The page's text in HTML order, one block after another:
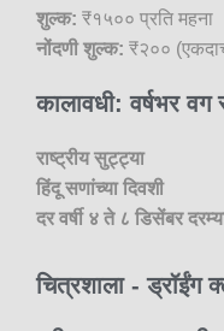
शुल्क: ₹१५०० प्रति महना
नोंदणी शुल्क: ₹२००
कालावधी: वर्षभर
राष्ट्रीय सुट्ट्या
हिंदू सणांच्या दिवशी
दर वर्षी ४ ते ८ डिसेंबर
चित्रशाला - ड्रॉईंग